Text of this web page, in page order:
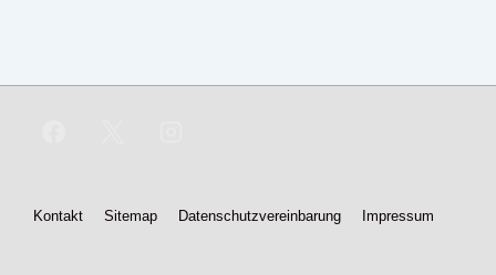
Footer-
Kontakt Sitemap Datenschutzvereinbarung Impressum